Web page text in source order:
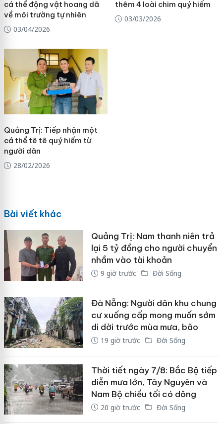
cá thể động vật hoang dã
về môi trường tự nhiên
03/04/2026
thêm 4 loài chim quý hiếm
03/03/2026
Quảng Trị: Tiếp nhận một
cá thể tê tê quý hiếm từ
người dân
28/02/2026
Bài viết khác
Quảng Trị: Nam thanh niên trả
lại 5 tỷ đồng cho người chuyển
nhầm vào tài khoản
9 giờ trước Đời Sống
Đà Nẵng: Người dân khu chung
cư xuống cấp mong muốn sớm
di dời trước mùa mưa, bão
19 giờ trước Đời Sống
Thời tiết ngày 7/8: Bắc Bộ tiếp
diễn mưa lớn, Tây Nguyên và
Nam Bộ chiều tối có dông
20 giờ trước Đời Sống